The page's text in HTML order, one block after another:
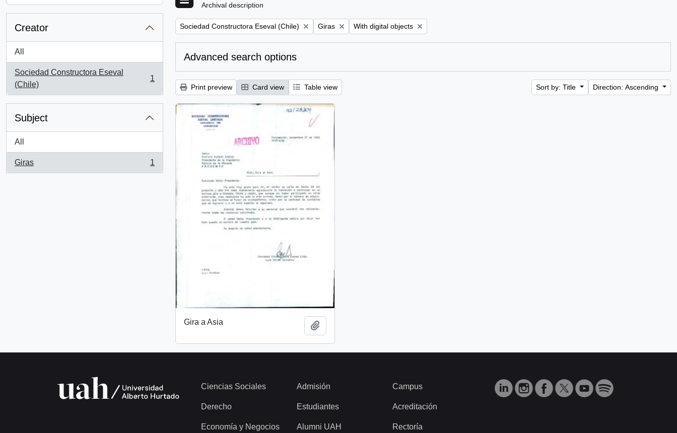
Creator
All
Sociedad Constructora Eseval
(Chile)
, 1 results
1
Subject
All
Giras
, 1 results
1
Archival description
Remove filter:
Sociedad Constructora Eseval (Chile) Remove filter:
Giras Remove filter:
With digital objects
Advanced search options
Print preview Card view Table view Sort by: Title Direction: Ascending
Gira a Asia
Ciencias Sociales
Derecho
Economía y Negocios
Admisión
Estudiantes
Alumni UAH
Campus
Acreditación
Rectoría